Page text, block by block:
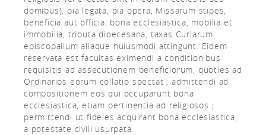
domibus), pia legata, pia opera, Missarum stipes,
beneficia aut officia, bona ecclesiastica, mobilia et
immobilia, tributa dioecesana, taxas Curiarum
episcopalium aliaque huiusmodi attingunt. Eidem
reservata est facultas eximendi a conditionibus
requisitis ad assecutionem beneficiorum, quoties ad
Ordinarios eorum collatio spectat ; admittendi ad
compositionem eos qui occuparunt bona
ecclesiastica, etiam pertinentia ad religiosos ;
permittendi ut fideles acquirant bona ecclesiastica,
a potestate civili usurpata.